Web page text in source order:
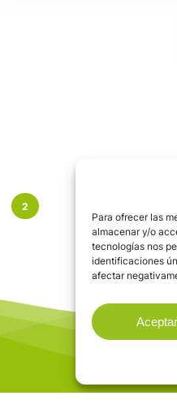
Para ofrecer las
almacenar y/o
tecnologías nos
identificaciones
afectar
Aceptar
2